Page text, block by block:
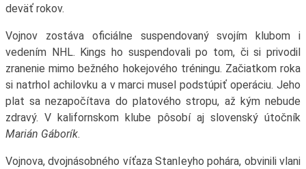
deväť rokov.
Vojnov zostáva oficiálne suspendovaný svojím klubom i
vedením NHL. Kings ho suspendovali po tom, či si privodil
zranenie mimo bežného hokejového tréningu. Začiatkom roka
si natrhol achilovku a v marci musel podstúpiť operáciu. Jeho
plat sa nezapočítava do platového stropu, až kým nebude
zdravý. V kalifornskom klube pôsobí aj slovenský útočník
Marián Gáborík.
Vojnova, dvojnásobného víťaza Stanleyho pohára, obvinili vlani